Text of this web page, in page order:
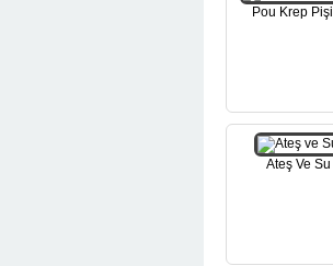
Pou Krep
Ateş Ve Su